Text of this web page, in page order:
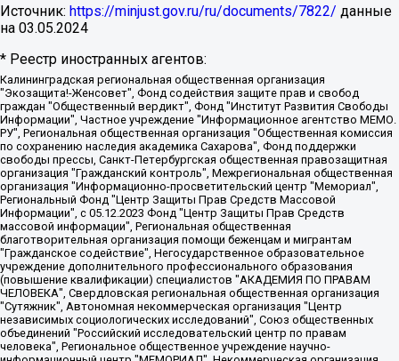
Источник: https://minjust.gov.ru/ru/documents/7822/ данные
на 03.05.2024
* Реестр иностранных агентов:
Калининградская региональная общественная организация "Экозащита!-Женсовет", Фонд содействия защите прав и свобод граждан "Общественный вердикт", Фонд "Институт Развития Свободы Информации", Частное учреждение "Информационное агентство МЕМО. РУ", Региональная общественная организация "Общественная комиссия по сохранению наследия академика Сахарова", Фонд поддержки свободы прессы, Санкт-Петербургская общественная правозащитная организация "Гражданский контроль", Межрегиональная общественная организация "Информационно-просветительский центр "Мемориал", Региональный Фонд "Центр Защиты Прав Средств Массовой Информации", с 05.12.2023 Фонд "Центр Защиты Прав Средств массовой информации", Региональная общественная благотворительная организация помощи беженцам и мигрантам "Гражданское содействие", Негосударственное образовательное учреждение дополнительного профессионального образования (повышение квалификации) специалистов "АКАДЕМИЯ ПО ПРАВАМ ЧЕЛОВЕКА", Свердловская региональная общественная организация "Сутяжник", Автономная некоммерческая организация "Центр независимых социологических исследований", Союз общественных объединений "Российский исследовательский центр по правам человека", Региональное общественное учреждение научно-информационный центр "МЕМОРИАЛ", Некоммерческая организация "Фонд защиты гласности", Автономная некоммерческая организация "Институт прав человека", Городская общественная организация "Екатеринбургское общество "МЕМОРИАЛ", Городская общественная организация "Рязанское историко-просветительское и правозащитное общество "Мемориал" (Рязанский Мемориал), Челябинский региональный орган общественной самодеятельности – женское общественное объединение "Женщины Евразии", Челябинский региональный орган общественной самодеятельности "Уральская правозащитная группа", Фонд содействия защите здоровья и социальной справедливости имени Андрея Рылькова, Автономная Некоммерческая Организация "Аналитический Центр Юрия Левады", Автономная некоммерческая организация социальной поддержки населения "Проект Апрель", Региональная общественная организация помощи женщинам и детям, находящимся в кризисной ситуации "Информационно-методический центр "Анна", Фонд содействия развитию массовых коммуникаций и правовому просвещению "Так-так-Так", Фонд содействия устойчивому развитию "Серебряная тайга", Свердловский региональный общественный фонд социальных проектов "Новое время", "Idel.Реалии", Кавказ.Реалии, Крым.Реалии, Телеканал Настоящее Время, Татаро-башкирская служба Радио Свобода (Azatliq Radiosi), Радио Свободная Европа/Радио Свобода (PCE/PC), "Сибирь.Реалии", "Фактограф", Благотворительный фонд помощи осужденным и их семьям, Автономная некоммерческая организация "Институт глобализации и социальных движений", Фонд "В защиту прав заключенных", Частное учреждение "Центр поддержки и содействия развитию средств массовой информации", Пензенский региональный общественный благотворительный фонд "Гражданский союз", "Север.Реалии", Некоммерческая организация Фонд "Правовая инициатива", Общество с ограниченной ответственностью "Радио Свободная Европа/Радио Свобода", Чешское информационное агентство "MEDIUM-ORIENT", Красноярская региональная общественная организация "Мы против СПИДа", Камалягин Денис Николаевич, Маркелов Сергей Евгеньевич, Пономарев Лев Александрович, Савицкая Людмила Алексеевна, Автономная некоммерческая организация "Центр по работе с проблемой насилия "НАСИЛИЮ.НЕТ", Межрегиональный профессиональный союз работников здравоохранения "Альянс врачей", Юридическое лицо, зарегистрированное в Латвийской Республике, SIA "Medusa Project" (регистрационный номер 40103797863, дата регистрации 10.06.2014), Некоммерческая организация "Фонд по борьбе с коррупцией", Автономная некоммерческая организация "Институт права и публичной политики", Баданин Роман Сергеевич, Гликин Максим Александрович, Железнова Мария Михайловна, Лукьянова Юлия Сергеевна, Маетная Елизавета Витальевна, Маняхин Петр Борисович, Чуракова Ольга Владимировна, Ярош Юлия Петровна, Юридическое лицо "The Insider SIA", зарегистрированное в Риге, Латвийская Республика (дата регистрации 26.06.2015), являющееся администратором доменного имени интернет-издания "The Insider SIA", https://theins.ru, Постернак Алексей Евгеньевич, Рубин Михаил Аркадьевич, Анин Роман Александрович, Юридическое лицо Istories fonds, зарегистрированное в Латвийской Республике (регистрационный номер 50008295751, дата регистрации 24.02.2020), Великовский Дмитрий Александрович, Долинина Ирина Николаевна, Мароховская Алеся Алексеевна, Шлейнов Роман Юрьевич, Шмагун Олеся Валентиновна, Общество с ограниченной ответственностью "Альтаир 2021", Общество с ограниченной ответственностью "Вега 2021", Общество с ограниченной ответственностью "Главный редактор 2021", Общество с ограниченной ответственностью "Ромашки монолит", Важенков Артем Валерьевич, Ивановская областная общественная организация "Центр гендерных исследований", Гурман Юрий Альбертович, Медиапроект "ОВД-Инфо", Егоров Владимир Владимирович, Жилинский Владимир Александрович, Общество с ограниченной ответственностью "ЗП", Иванова София Юрьевна, Карезина Инна Павловна, Кильтау Екатерина Викторовна, Петров Алексей Викторович, Пискунов Сергей Евгеньевич, Смирнов Сергей Сергеевич, Тихонов Михаил Сергеевич, Общество с ограниченной ответственностью "ЖУРНАЛИСТ-ИНОСТРАННЫЙ АГЕНТ", Арапова Галина Юрьевна, Вольтская Татьяна Анатольевна, Американская компания "Mason G.E.S. Anonymous Foundation" (США), являющаяся владельцем интернет-издания https://mnews.world/, Компания "Stichting Bellingcat", зарегистрированная в Нидерландах (дата регистрации 11.07.2018), Захаров Андрей Вячеславович, Клепиковская Екатерина Дмитриевна, Общество с ограниченной ответственностью "МЕМО", Перл Роман Александрович, Симонов Евгений Алексеевич, Соловьева Елена Анатольевна, Сотников Даниил Владимирович, Сурначева Елизавета Дмитриевна, Автономная некоммерческая организация по защите прав человека и информированию населения "Якутия – Наше Мнение", Общество с ограниченной ответственностью "Москоу диджитал медиа", с 26.01.2023 Общество с ограниченной ответственностью "Чайка Белые сады", Ветошкина Валерия Валерьевна, Заговора Максим Александрович, Межрегиональное общественное движение "Российская ЛГБТ - сеть", Оленичев Максим Владимирович, Павлов Иван Юрьевич, Скворцова Елена Сергеевна, Общество с ограниченной ответственностью "Как бы инагент", Кочетков Игорь Викторович, Общество с ограниченной ответственностью "Честные выборы", Еланчик Олег Александрович, Общество с ограниченной ответственностью "Нобелевский призыв", Гималова Регина Эмилевна, Григорьев Андрей Валерьевич, Григорьева Алина Александровна, Ассоциация по содействию защите прав призывников, альтернативнослужащих и военнослужащих "Правозащитная группа "Гражданин.Армия.Право", Хисамова Регина Фаритовна, Автономная некоммерческая организация по реализации социально-правовых программ "Лилит", Дальневосточное общественное движение "Маяк", Санкт-Петербургская ЛГБТ-инициативная группа "Выход", Инициативная группа ЛГБТ+ "Реверс", Алексеев Андрей Викторович, Бекбулатова Таисия Львовна, Беляев Иван Михайлович, Владыкина Елена Сергеевна, Гельман Марат Александрович, Никульшина Вероника Юрьевна, Толоконникова Надежда Андреевна, Шендерович Виктор Анатольевич, Общество с ограниченной ответственностью "Данное сообщение", Общество с ограниченной ответственностью Издательский дом "Новая глава", Айнбиндер Александра Александровна, Московский комьюнити-центр для ЛГБТ+инициатив, Благотворительный фонд развития филантропии, Deutsche Welle (Германия, Kurt-Schumacher-Strasse 3, 53113 Bonn), Борзунова Мария Михайловна, Воробьев Виктор Викторович, Голубева Анна Львовна, Константинова Алла Михайловна, Малкова Ирина Владимировна, Мурадов Мурад Абдулгалимович, Осетинская Елизавета Николаевна, Понасенков Евгений Николаевич, Ганапольский Матвей Юрьевич, Киселев Евгений Алексеевич, Борухович Ирина Григорьевна, Дремин Иван Тимофеевич, Дубровский Дмитрий Викторович, Красноярская региональная общественная организация поддержки и развития альтернативных образовательных технологий и межкультурных коммуникаций "ИНТЕРРА", Маяковская Екатерина Алексеевна, Фейгин Марк Захарович, Филимонов Андрей Викторович, Дзугкоева Регина Николаевна, Доброхотов Роман Александрович, Дудь Юрий Александрович, Елкин Сергей Владимирович, Кругликов Кирилл Игоревич, Сабунаева Мария Леонидовна, Семенов Алексей Владимирович, Шаинян Карен Багратович, Шульман Екатерина Михайловна, Асафьев Артур Валерьевич, Вахштайн Виктор Семенович, Венедиктов Алексей Алексеевич, Лушникова Екатерина Евгеньевна, Волков Леонид Михайлович, Невзоров Александр Глебович, Пархоменко Сергей Борисович, Сироткин Ярослав Николаевич, Кара-Мурза Владимир Владимирович, Баранова Наталья Владимировна, Гозман Леонид Яковлевич, Кагарлицкий Борис Юльевич, Климарев Михаил Валерьевич, Милов Владимир Станиславович, Автономная некоммерческая организация Краснодарский центр современного искусства "Типография", Моргенштерн Алишер Тагирович, Соболь Любовь Эдуардовна, Общество с ограниченной ответственностью "ЛИЗА НОРМ", Каспаров Гарри Кимович, Ходорковский Михаил Борисович, Общество с ограниченной ответственностью "Апрельские тезисы", Данилович Ирина Брониславовна, Кашин Олег Владимирович, Петров Николай Владимирович, Пивоваров Алексей Владимирович, Соколов Михаил Владимирович, Цветкова Юлия Владимировна, Чичваркин Евгений Александрович, Комитет против пыток/Команда против пыток, Общество с ограниченной ответственностью "Первый научный", Общество с ограниченной ответственностью "Вертолет и ко", Белоцерковская Вероника Борисовна, Кац Максим Евгеньевич, Лазарева Татьяна Юрьевна, Шаведдинов Руслан Табризович, Яшин Илья Валерьевич, Общество с ограниченной ответственностью "Иноагент ААВ", Алешковский Дмитрий Петрович, Альбац Евгения Марковна, Быков Дмитрий Львович, Галямина Юлия Евгеньевна, Лойко Сергей Леонидович, Мартынов Кирилл Константинович, Медведев Сергей Александрович, Крашенинников Федор Геннадиевич, Гордеева Катерина Вл